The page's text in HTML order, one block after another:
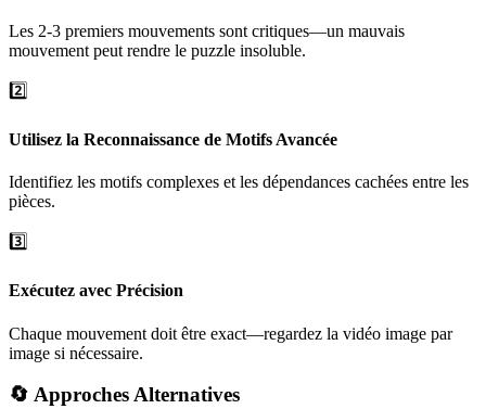
Les 2-3 premiers mouvements sont critiques—un mauvais
mouvement peut rendre le puzzle insoluble.
2️⃣
Utilisez la Reconnaissance de Motifs Avancée
Identifiez les motifs complexes et les dépendances cachées entre les
pièces.
3️⃣
Exécutez avec Précision
Chaque mouvement doit être exact—regardez la vidéo image par
image si nécessaire.
🔄 Approches Alternatives